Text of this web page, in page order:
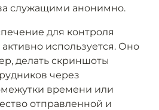
служащими анонимно.
для контроля
используется. Оно
делать скриншоты
через
времени или
отправленной и